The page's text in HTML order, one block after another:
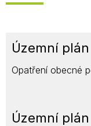
Územní
Opatření obecné
Územní